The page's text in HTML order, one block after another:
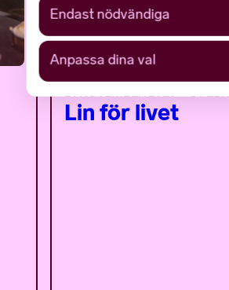
21 NOVEMBER 2026 – 8
Lin för livet
Endast nödvändiga
Anpassa dina val